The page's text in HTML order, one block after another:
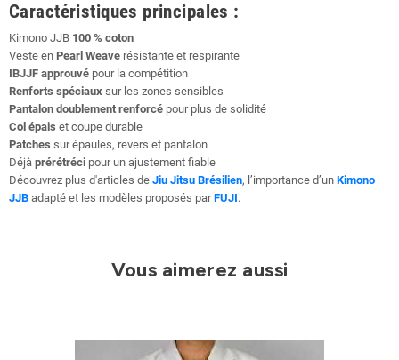
Caractéristiques principales :
Kimono JJB 100 % coton
Veste en Pearl Weave résistante et respirante
IBJJF approuvé pour la compétition
Renforts spéciaux sur les zones sensibles
Pantalon doublement renforcé pour plus de solidité
Col épais et coupe durable
Patches sur épaules, revers et pantalon
Déjà prérétréci pour un ajustement fiable
Découvrez plus d'articles de Jiu Jitsu Brésilien, l’importance d’un Kimono
JJB adapté et les modèles proposés parFUJI.
Vous aimerez aussi